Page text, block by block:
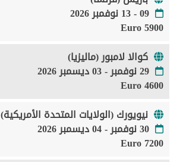
09 - 13 نوفمبر 2026
5900 Euro
كوالا لامبور (ماليزيا)
29 نوفمبر - 03 ديسمبر 2026
4600 Euro
نيويورك (الولايات المتحدة الأمريكية)
30 نوفمبر - 04 ديسمبر 2026
7200 Euro